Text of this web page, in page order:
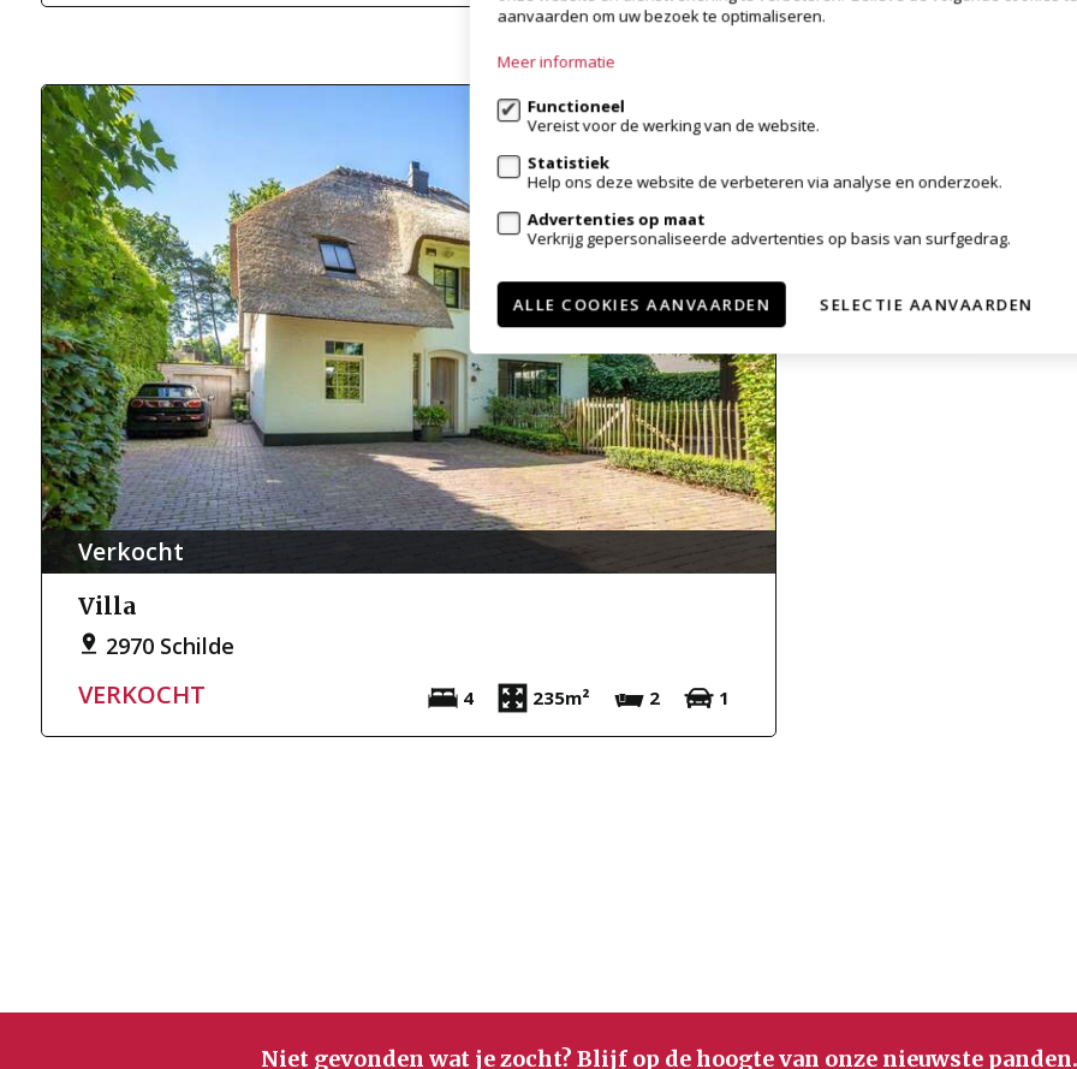
Verkocht
Villa
2970 Schilde
VERKOCHT 4 235m² 2 1
Niet gevonden wat je zocht? Blijf op de hoogte van onze nieuwste
aanvaarden om uw bezoek te optimaliseren.
Meer informatie
Functioneel
Vereist voor de werking van de website.
Statistiek
Help ons deze website de verbeteren via analyse en onderzoek.
Advertenties op maat
Verkrijg gepersonaliseerde advertenties op basis van surfgedrag.
ALLE COOKIES AANVAARDEN SELECTIE AANVAARDEN